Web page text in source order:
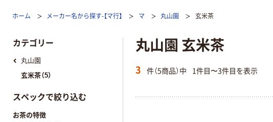
ホーム メーカー名から探す-【マ行】 マ 丸山園 玄米茶
丸山園 玄米茶
3 件（5商品）中 1件目〜3件目を表示
カテゴリー
丸山園
玄米茶（5）
スペックで絞り込む
お茶の特徴